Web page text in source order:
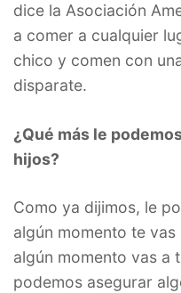
dice la Asociación
a comer a cualquier
chico y comen con
disparate.
¿Qué más le
hijos?
Como ya dijimos, le
algún momento te
algún momento vas a
podemos asegurar